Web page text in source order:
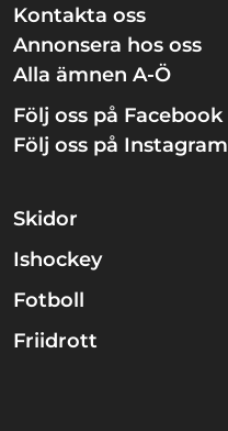
Kontakta oss
Annonsera hos oss
Alla ämnen A-Ö
Följ oss på Facebook
Följ oss på Instagram
Skidor
Ishockey
Fotboll
Friidrott